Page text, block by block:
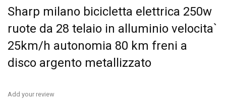
Sharp milano bicicletta elettrica 250w
ruote da 28 telaio in alluminio velocita`
25km/h autonomia 80 km freni a
disco argento metallizzato
Add your review